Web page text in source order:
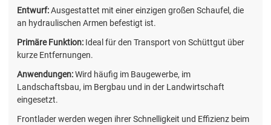
Entwurf:Ausgestattet mit einer einzigen großen Schaufel, die
an hydraulischen Armen befestigt ist.
Primäre Funktion: Ideal für den Transport von Schüttgut über
kurze Entfernungen.
Anwendungen:Wird häufig im Baugewerbe, im
Landschaftsbau, im Bergbau und in der Landwirtschaft
eingesetzt.
Frontlader werden wegen ihrer Schnelligkeit und Effizienz beim